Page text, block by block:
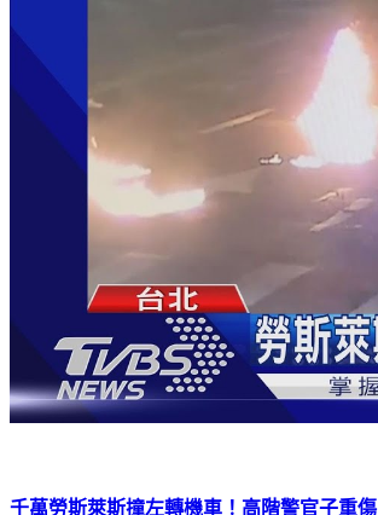
千萬勞斯萊斯撞左轉機車！高階警官子重傷